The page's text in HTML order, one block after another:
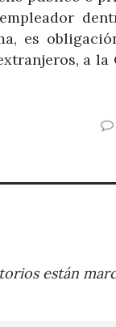
es
a la
están